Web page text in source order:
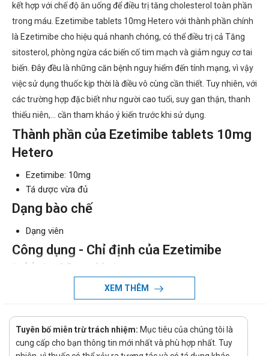
kết hợp với chế độ ăn uống để điều trị tăng cholesterol toàn phần
trong máu. Ezetimibe tablets 10mg Hetero với thành phần chính
là Ezetimibe cho hiệu quả nhanh chóng, có thể điều trị cả Tăng
sitosterol, phòng ngừa các biến cố tim mạch và giảm nguy cơ tai
biến. Đây đều là những căn bệnh nguy hiểm đến tính mạng, vì vậy
việc sử dụng thuốc kịp thời là điều vô cùng cần thiết. Tuy nhiên, với
các trường hợp đặc biết như người cao tuổi, suy gan thận, thanh
thiếu niên,… cần tham khảo ý kiến trước khi sử dụng.
Thành phần của Ezetimibe tablets 10mg
Hetero
Ezetimibe: 10mg
Tá dược vừa đủ
Dạng bào chế
Dạng viên
Công dụng - Chỉ định của Ezetimibe
tablets 10mg Hetero
HMG-CoA (statin) hoặc dùng một mình, được chỉ định
như điều trị hỗ trợ chế độ ăn kiêng để giảm lượng
cholesterol toàn phần, cholesterol lipoprotein tỷ trọng
XEM THÊM
Tuyên bố miễn trừ trách nhiệm: Mục tiêu của chúng tôi là
cung cấp cho bạn thông tin mới nhất và phù hợp nhất. Tuy